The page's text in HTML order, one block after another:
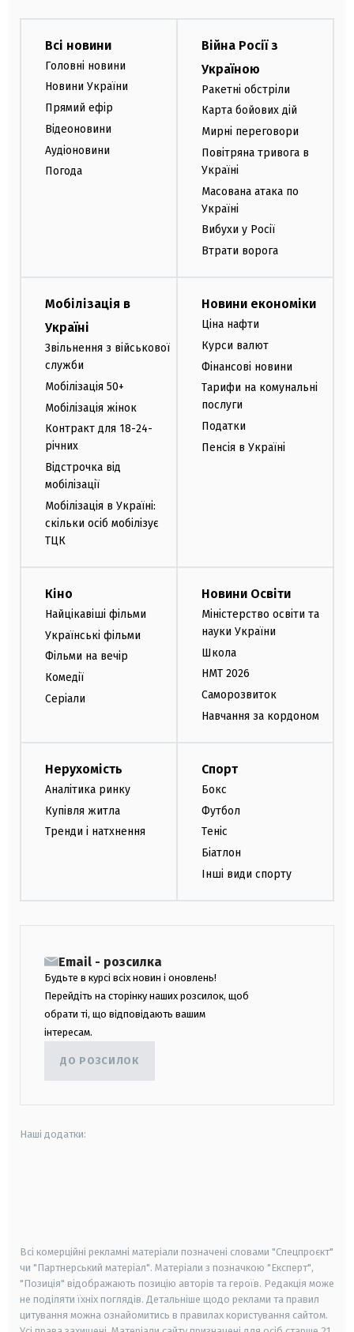
Всі новини
Головні новини
Новини України
Прямий ефір
Відеоновини
Аудіоновини
Погода
Війна Росії з
Україною
Ракетні обстріли
Карта бойових дій
Мирні переговори
Повітряна тривога в
Україні
Масована атака по
Україні
Вибухи у Росії
Втрати ворога
Мобілізація в
Україні
Звільнення з військової
служби
Мобілізація 50+
Мобілізація жінок
Контракт для 18-24-
річних
Відстрочка від
мобілізації
Мобілізація в Україні:
скільки осіб мобілізує
ТЦК
Новини економіки
Ціна нафти
Курси валют
Фінансові новини
Тарифи на комунальні
послуги
Податки
Пенсія в Україні
Кіно
Найцікавіші фільми
Українські фільми
Фільми на вечір
Комедії
Серіали
Новини Освіти
Міністерство освіти та
науки України
Школа
НМТ 2026
Саморозвиток
Навчання за кордоном
Нерухомість
Аналітика ринку
Купівля житла
Тренди і натхнення
Спорт
Бокс
Футбол
Теніс
Біатлон
Інші види спорту
Email - розсилка
Будьте в курсі всіх новин і оновлень!
Перейдіть на сторінку наших розсилок, щоб
обрати ті, що відповідають вашим
інтересам.
ДО РОЗСИЛОК
Наші додатки:
Всі комерційні рекламні матеріали позначені словами "Спецпроєкт"
чи "Партнерський матеріал". Матеріали з позначкою "Експерт",
"Позиція" відображають позицію авторів та героїв. Редакція може
не поділяти їхніх поглядів. Детальніше щодо реклами та правил
цитування можна ознайомитись в правилах користування сайтом.